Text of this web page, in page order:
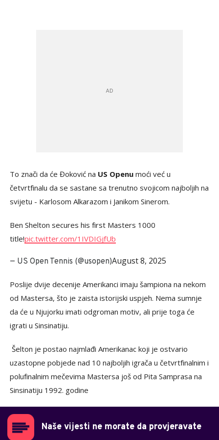
To znači da će Đoković na US Openu moći već u
četvrtfinalu da se sastane sa trenutno svojicom najboljih na
svijetu - Karlosom Alkarazom i Janikom Sinerom.
Ben Shelton secures his first Masters 1000
title!pic.twitter.com/1IVDIGjfUb
— US Open Tennis (@usopen)August 8, 2025
Poslije dvije decenije Amerikanci imaju šampiona na nekom
od Mastersa, što je zaista istorijski uspjeh. Nema sumnje
da će u Njujorku imati odgroman motiv, ali prije toga će
igrati u Sinsinatiju.
Šelton je postao najmlađi Amerikanac koji je ostvario
uzastopne pobjede nad 10 najboljih igrača u četvrtfinalnim i
polufinalnim mečevima Mastersa još od Pita Samprasa na
Sinsinatiju 1992. godine
Naše vijesti ne morate da provjeravate